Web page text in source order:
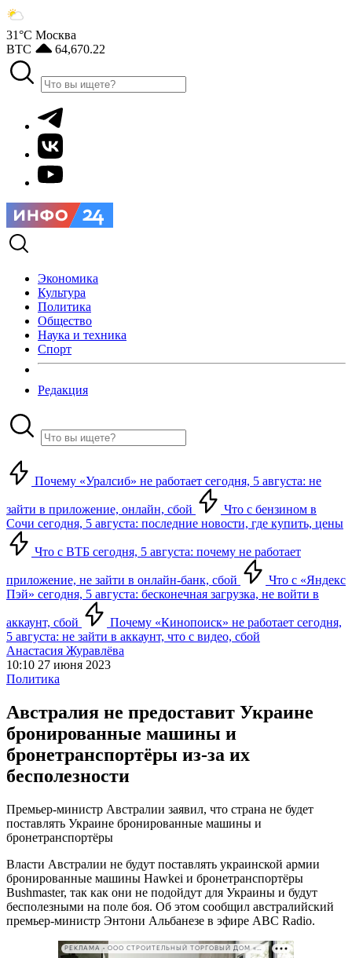
31°С Москва
BTC
64,670.22
Экономика
Культура
Политика
Общество
Наука и техника
Спорт
Редакция
Почему «Уралсиб» не работает сегодня, 5 августа: не
зайти в приложение, онлайн, сбой
Что с бензином в
Сочи сегодня, 5 августа: последние новости, где купить, цены
Что с ВТБ сегодня, 5 августа: почему не работает
приложение, не зайти в онлайн-банк, сбой
Что с «Яндекс
Пэй» сегодня, 5 августа: бесконечная загрузка, не войти в
аккаунт, сбой
Почему «Кинопоиск» не работает сегодня,
5 августа: не зайти в аккаунт, что с видео, сбой
Анастасия Журавлёва
10:10 27 июня 2023
Политика
Австралия не предоставит Украине
бронированные машины и
бронетранспортёры из-за их
бесполезности
Премьер-министр Австралии заявил, что страна не будет
поставлять Украине бронированные машины и
бронетранспортёры
Власти Австралии не будут поставлять украинской армии
бронированные машины Hawkei и бронетранспортёры
Bushmaster, так как они не подойдут для Украины и будут
бесполезными на поле боя. Об этом сообщил австралийский
премьер-министр Энтони Альбанезе в эфире ABC Radio.
РЕКЛАМА • ООО СТРОИТЕЛЬНЫЙ ТОРГОВЫЙ ДОМ «ПЕТРОВИЧ». ИНН: 7802348846